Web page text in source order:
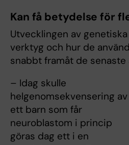
Kan få betydelse för
Utvecklingen av
verktyg och hur de
snabbt framåt de senaste
– Idag skulle
helgenomsekvensering av
ett barn som får
neuroblastom i princip
göras dag ett i en